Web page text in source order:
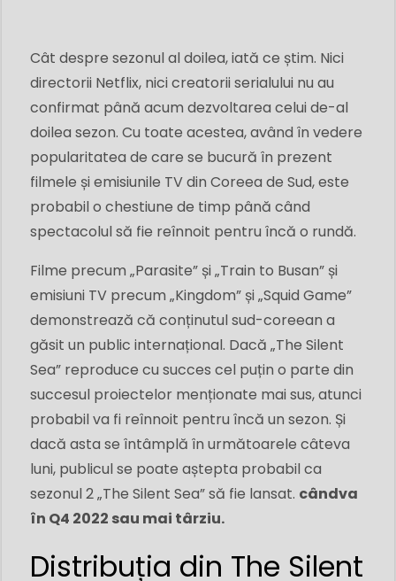
Cât despre sezonul al doilea, iată ce știm. Nici
directorii Netflix, nici creatorii serialului nu au
confirmat până acum dezvoltarea celui de-al
doilea sezon. Cu toate acestea, având în vedere
popularitatea de care se bucură în prezent
filmele și emisiunile TV din Coreea de Sud, este
probabil o chestiune de timp până când
spectacolul să fie reînnoit pentru încă o rundă.
Filme precum „Parasite” și „Train to Busan” și
emisiuni TV precum „Kingdom” și „Squid Game”
demonstrează că conținutul sud-coreean a
găsit un public internațional. Dacă „The Silent
Sea” reproduce cu succes cel puțin o parte din
succesul proiectelor menționate mai sus, atunci
probabil va fi reînnoit pentru încă un sezon. Și
dacă asta se întâmplă în următoarele câteva
luni, publicul se poate aștepta probabil ca
sezonul 2 „The Silent Sea” să fie lansat. cândva
în Q4 2022 sau mai târziu.
Distribuția din The Silent